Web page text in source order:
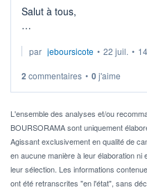
Salut à tous,
via un ETF plutôt que des
Idéalement, je voudrais qu'il
Pour l' ...
par jeboursicote • 22 juil. •
2 commentaires • 0j'aime
L'ensemble des analyses et/ou
BOURSORAMA sont uniquement
Agissant exclusivement en qualité de
en aucune manière à leur élaboration
leur sélection. Les informations
ont été retranscrites "en l'état", sans